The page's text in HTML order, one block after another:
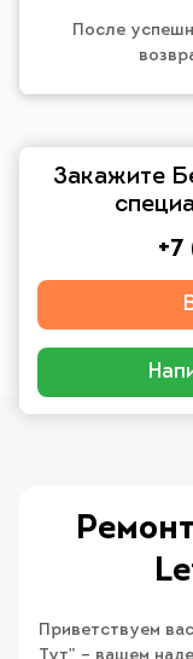
После
Закажите
Приветствуем